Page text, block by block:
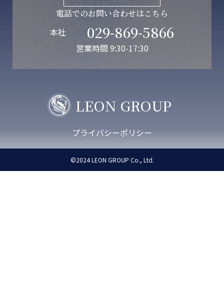
電話でのお問い合わせはこちら
本社 029-869-5866
営業時間 9:30-17:30
LEON GROUP
プライバシーポリシー
©︎2024LEON GROUP Co., Ltd.